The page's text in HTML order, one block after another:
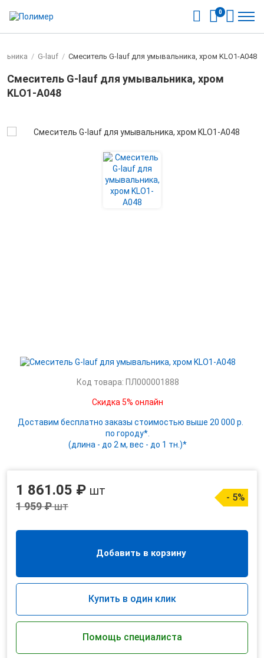
0
/ G-lauf / Смеситель G-lauf для умывальника, хром KLO1-A048
Смеситель G-lauf для умывальника, хром
KLO1-A048
Код товара: ПЛ000001888
Скидка 5% онлайн
Доставим бесплатно заказы стоимостью выше 20 000 р.
по городу*.
(длина - до 2 м, вес - до 1 тн.)*
1 861.05 ₽ шт
1 959 ₽шт
- 5%
Добавить в корзину
Купить в один клик
Помощь специалиста